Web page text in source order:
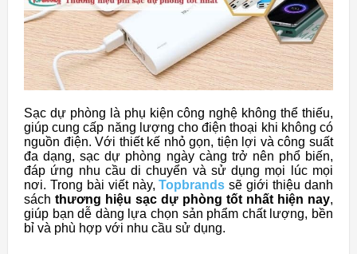
Sạc dự phòng là phụ kiện công nghệ không thể thiếu,
giúp cung cấp năng lượng cho điện thoại khi không có
nguồn điện. Với thiết kế nhỏ gọn, tiện lợi và công suất
đa dạng, sạc dự phòng ngày càng trở nên phổ biến,
đáp ứng nhu cầu di chuyển và sử dụng mọi lúc mọi
nơi. Trong bài viết này,Topbrands sẽ giới thiệu danh
sách thương hiệu sạc dự phòng tốt nhất hiện nay,
giúp bạn dễ dàng lựa chọn sản phẩm chất lượng, bền
bỉ và phù hợp với nhu cầu sử dụng.